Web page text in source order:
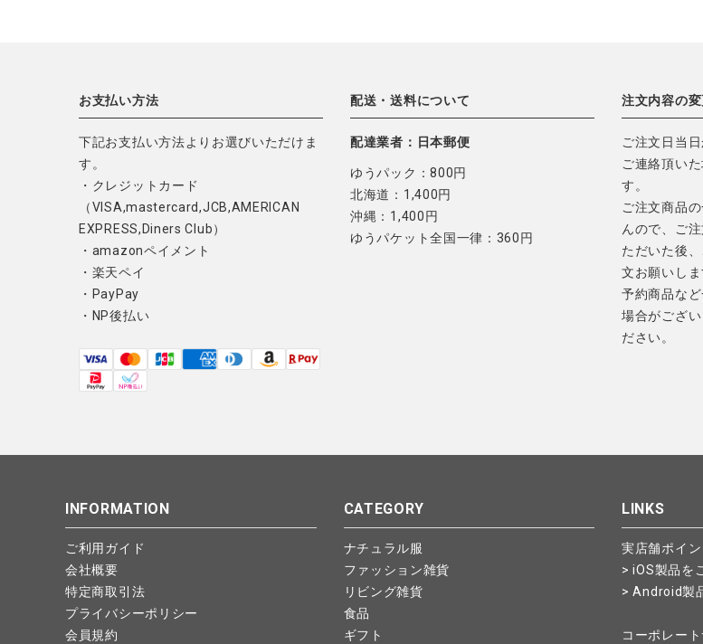
お支払い方法
下記お支払い方法よりお選びいただけま
す。
・クレジットカード
（VISA,mastercard,JCB,AMERICAN
EXPRESS,Diners Club）
・amazonペイメント
・楽天ペイ
・PayPay
・NP後払い
配送・送料について
配達業者：日本郵便
ゆうパック：800円
北海道：1,400円
沖縄：1,400円
ゆうパケット全国一律：360円
注文内容の
ご注文日当
ご連絡頂い
す。
ご注文商品
んので、ご
ただいた後
文お願いしま
予約商品な
場合がござ
ださい。
INFORMATION
ご利用ガイド
会社概要
特定商取引法
プライバシーポリシー
会員規約
CATEGORY
ナチュラル服
ファッション雑貨
リビング雑貨
食品
ギフト
LINKS
実店舗ポイ
> iOS製品を
> Android製
コーポレート